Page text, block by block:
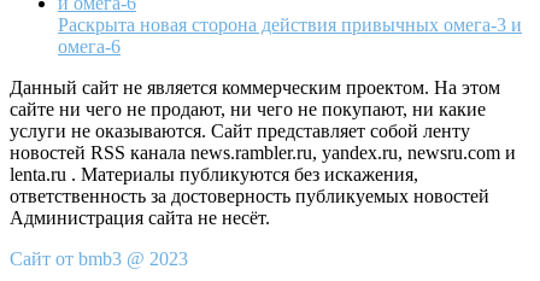
Раскрыта новая сторона действия привычных омега-3 и
омега-6
Данный сайт не является коммерческим проектом. На этом
сайте ни чего не продают, ни чего не покупают, ни какие
услуги не оказываются. Сайт представляет собой ленту
новостей RSS канала news.rambler.ru, yandex.ru, newsru.com и
lenta.ru . Материалы публикуются без искажения,
ответственность за достоверность публикуемых новостей
Администрация сайта не несёт.
Сайт от bmb3 @ 2023